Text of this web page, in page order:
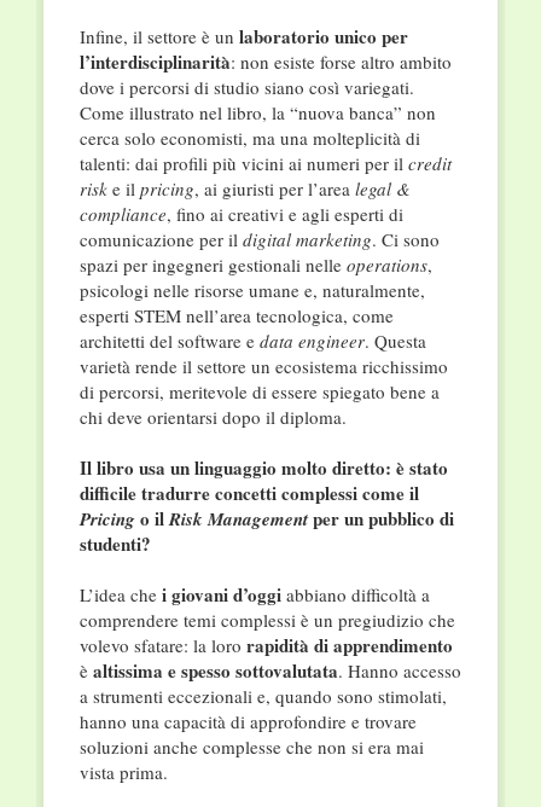
Infine, il settore è un laboratorio unico per
l’interdisciplinarità: non esiste forse altro ambito
dove i percorsi di studio siano così variegati.
Come illustrato nel libro, la “nuova banca” non
cerca solo economisti, ma una molteplicità di
talenti: dai profili più vicini ai numeri per il credit
riske il pricing, ai giuristi per l’area legal &
compliance, fino ai creativi e agli esperti di
comunicazione per il digital marketing. Ci sono
spazi per ingegneri gestionali nelle operations,
psicologi nelle risorse umane e, naturalmente,
esperti STEM nell’area tecnologica, come
architetti del software e data engineer. Questa
varietà rende il settore un ecosistema ricchissimo
di percorsi, meritevole di essere spiegato bene a
chi deve orientarsi dopo il diploma.
Il libro usa un linguaggio molto diretto: è stato
difficile tradurre concetti complessi come il
Pricingo ilRisk Managementper un pubblico di
studenti?
L’idea che i giovani d’oggiabbiano difficoltà a
comprendere temi complessi è un pregiudizio che
volevo sfatare: la loro rapidità di apprendimento
è altissima e spesso sottovalutata. Hanno accesso
a strumenti eccezionali e, quando sono stimolati,
hanno una capacità di approfondire e trovare
soluzioni anche complesse che non si era mai
vista prima.